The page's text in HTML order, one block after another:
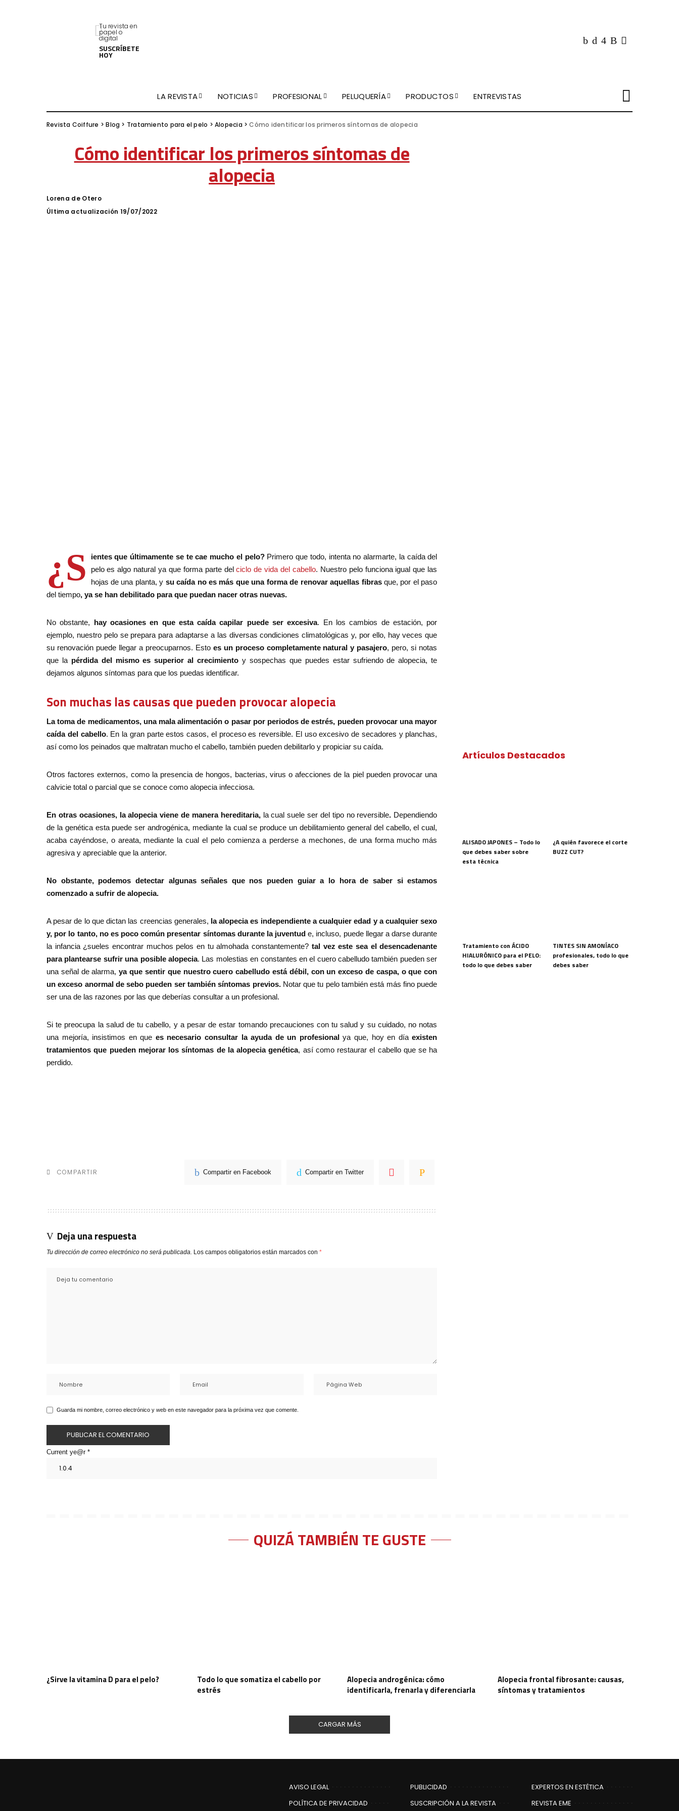
Tu revista en
papel o
digital
SUSCRÍBETE
HOY
LA REVISTA NOTICIAS PROFESIONAL PELUQUERÍA PRODUCTOS ENTREVISTAS
Revista Coiffure >Blog > Tratamiento para el pelo > Alopecia >Cómo identificar los primeros síntomas de alopecia
Cómo identificar los primeros síntomas de
alopecia
Posted
by
Lorena de Otero
Última actualización 19/07/2022
¿S ientes que últimamente se te cae mucho el pelo?Primero que todo, intenta no alarmarte, la caída del
pelo es algo natural ya que forma parte delciclo de vida del cabello. Nuestro pelo funciona igual que las
hojas de una planta, y su caída no es más que una forma de renovar aquellas fibrasque, por el paso
del tiempo, ya se han debilitado para que puedan nacer otras nuevas.
No obstante, hay ocasiones en que esta caída capilar puede ser excesiva. En los cambios de estación, por
ejemplo, nuestro pelo se prepara para adaptarse a las diversas condiciones climatológicas y, por ello, hay veces que
su renovación puede llegar a preocuparnos. Esto es un proceso completamente natural y pasajero, pero, si notas
que la pérdida del mismo es superior al crecimiento y sospechas que puedes estar sufriendo de alopecia, te
dejamos algunos síntomas para que los puedas identificar.
Son muchas las causas que pueden provocar alopecia
La toma de medicamentos, una mala alimentación o pasar por periodos de estrés, pueden provocar una mayor
caída del cabello. En la gran parte estos casos, el proceso es reversible. El uso excesivo de secadores y planchas,
así como los peinados que maltratan mucho el cabello, también pueden debilitarlo y propiciar su caída.
Otros factores externos, como la presencia de hongos, bacterias, virus o afecciones de la piel pueden provocar una
calvicie total o parcial que se conoce como alopecia infecciosa.
En otras ocasiones, la alopecia viene de manera hereditaria,la cual suele ser del tipo no reversible. Dependiendo
de la genética esta puede ser androgénica, mediante la cual se produce un debilitamiento general del cabello, el cual,
acaba cayéndose, o areata, mediante la cual el pelo comienza a perderse a mechones, de una forma mucho más
agresiva y apreciable que la anterior.
No obstante, podemos detectar algunas señales que nos pueden guiar a lo hora de saber si estamos
comenzado a sufrir de alopecia.
A pesar de lo que dictan las creencias generales, la alopecia es independiente a cualquier edad y a cualquier sexo
y, por lo tanto, no es poco común presentar síntomas durante la juventud e, incluso, puede llegar a darse durante
la infancia ¿sueles encontrar muchos pelos en tu almohada constantemente? tal vez este sea el desencadenante
para plantearse sufrir una posible alopecia. Las molestias en constantes en el cuero cabelludo también pueden ser
una señal de alarma,ya que sentir que nuestro cuero cabelludo está débil, con un exceso de caspa, o que con
un exceso anormal de sebo pueden ser también síntomas previos.Notar que tu pelo también está más fino puede
ser una de las razones por las que deberías consultar a un profesional.
Si te preocupa la salud de tu cabello, y a pesar de estar tomando precauciones con tu salud y su cuidado, no notas
una mejoría, insistimos en que es necesario consultar la ayuda de un profesionalya que, hoy en díaexisten
tratamientos que pueden mejorar los síntomas de la alopecia genética, así como restaurar el cabello que se ha
perdido.
COMPARTIR Compartir en Facebook Compartir en Twitter
Deja una respuesta
Tu dirección de correo electrónico no será publicada. Los campos obligatorios están marcados con *
Guarda mi nombre, correo electrónico y web en este navegador para la próxima vez que comente.
Current ye@r *
Artículos Destacados
ALISADO JAPONES – Todo lo
que debes saber sobre
esta técnica
¿A quién favorece el corte
BUZZ CUT?
Tratamiento con ÁCIDO
HIALURÓNICO para el PELO:
todo lo que debes saber
TINTES SIN AMONÍACO
profesionales, todo lo que
debes saber
QUIZÁ TAMBIÉN TE GUSTE
¿Sirve la vitamina D para el pelo?
Todo lo que somatiza el cabello por
estrés
Alopecia androgénica: cómo
identificarla, frenarla y diferenciarla
Alopecia frontal fibrosante: causas,
síntomas y tratamientos
CARGAR MÁS
AVISO LEGAL
POLÍTICA DE PRIVACIDAD
PUBLICIDAD
SUSCRIPCIÓN A LA REVISTA
EXPERTOS EN ESTÉTICA
REVISTA EME